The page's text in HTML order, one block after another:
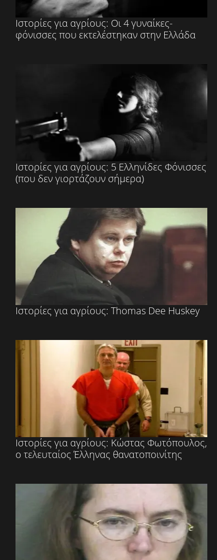
Ιστορίες για αγρίους: Οι 4 γυναίκες-
φόνισσες που εκτελέστηκαν στην Ελλάδα
Ιστορίες για αγρίους: 5 Ελληνίδες Φόνισσες
(που δεν γιορτάζουν σήμερα)
Ιστορίες για αγρίους: Thomas Dee Huskey
Ιστορίες για αγρίους: Κώστας Φωτόπουλος,
ο τελευταίος Έλληνας θανατοποινίτης